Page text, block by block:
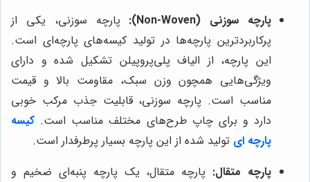
پارچه سوزنی (Non-Woven):
پارچه سوزنی، یکی از
پرکاربردترین پارچه‌ها در تولید کیسه‌های پارچه‌ای است.
این پارچه، از الیاف پلی‌پروپیلن تشکیل شده و دارای
ویژگی‌هایی همچون وزن سبک، مقاومت بالا و قیمت
مناسب است. پارچه سوزنی، قابلیت جذب مرکب خوبی
دارد و برای چاپ طرح‌های مختلف مناسب است. کیسه
پارچه ای تولید شده از این پارچه بسیار پرطرفدار است.
پارچه متقال: پارچه متقال، یک پارچه پنبه‌ای ضخیم و